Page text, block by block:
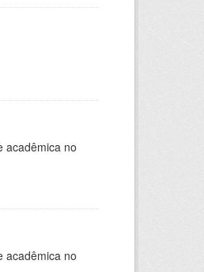
acadêmica no
acadêmica no